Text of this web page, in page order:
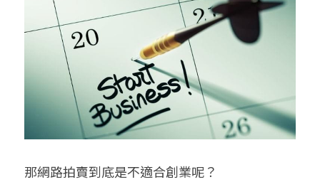
那網路拍賣到底是不適合創業呢？